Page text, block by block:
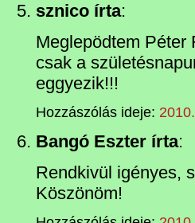
sznico írta:
Meglepödtem Péter
csak a
eggyezik!!!
Hozzászólás ideje:
Bangó Eszter írta:
Rendkivül igényes,
Köszönöm!